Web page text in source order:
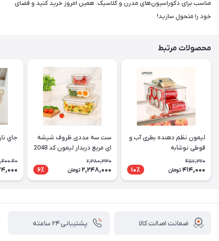
مناسب برای دکوراسیون‌های مدرن و کلاسیک. همین امروز خرید کنید و فضای
خود را متحول سازید!
محصولات مرتبط
لیمون نظم دهنده بطری آب و
قوطی نوشابه
457,320
414,000 تومان 10٪
ست سه عددی ظروف شیشه
ای مربع دربدار لیمون کد 2048
2,380,330
2,248,000 تومان 6٪
جاي
ضمانت اصالت کالا پشتیبانی ۲۴ ساعته